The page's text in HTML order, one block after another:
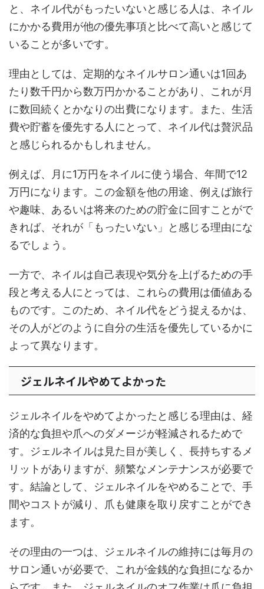
と、ネイル代がもったいないと感じる人は、ネイル
にかかる費用が他の優先事項と比べて高いと感じて
いることが多いです。
理由としては、定期的なネイルサロン通いは1回あ
たり数千円から数万円かかることがあり、これが月
に数回続くとかなりの出費になります。また、生活
費や貯蓄を優先する人にとって、ネイル代は贅沢品
と感じられるかもしれません。
例えば、月に1万円をネイルに使う場合、年間で12
万円になります。この金額を他の用途、例えば旅行
や趣味、あるいは将来のための貯金に回すことがで
きれば、それが「もったいない」と感じる理由にな
るでしょう。
一方で、ネイルは自己表現や気分を上げるための手
段と考える人にとっては、これらの費用は価値ある
ものです。このため、ネイル代をどう捉えるかは、
その人がどのように自分の生活を優先しているかに
よって異なります。
ジェルネイルやめてよかった
ジェルネイルをやめてよかったと感じる理由は、経
済的な負担や爪へのダメージが軽減されるためで
す。ジェルネイルは見た目が美しく、長持ちするメ
リットがありますが、頻繁なメンテナンスが必要で
す。結論として、ジェルネイルをやめることで、手
間やコストが減り、爪も健康を取り戻すことができ
ます。
その理由の一つは、ジェルネイルの維持には毎月の
サロン通いが必要で、これが金銭的な負担になるか